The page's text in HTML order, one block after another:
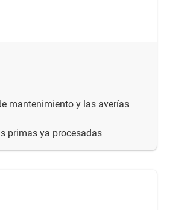
mantenimiento y las averías
primas ya procesadas